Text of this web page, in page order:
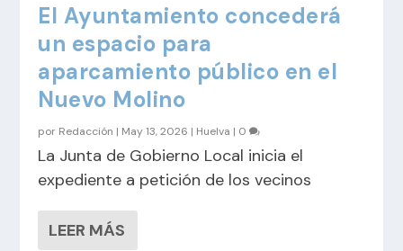
El Ayuntamiento concederá
un espacio para
aparcamiento público en el
Nuevo Molino
por Redacción | May 13, 2026 | Huelva | 0
La Junta de Gobierno Local inicia el
expediente a petición de los vecinos
LEER MÁS